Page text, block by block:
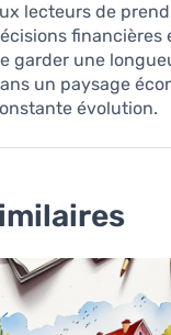
lecteurs de
financières
garder une
un paysage
évolution.